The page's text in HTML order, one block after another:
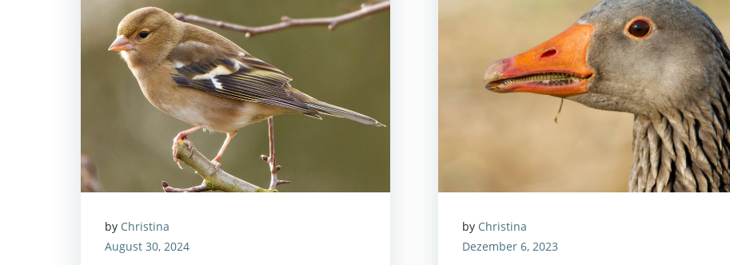
by Christina
August 30, 2024
by Christina
Dezember 6, 2023